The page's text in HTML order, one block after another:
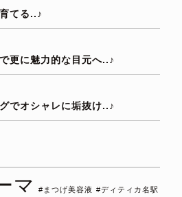
てる..♪
更に魅力的な目元へ..♪
でオシャレに垢抜け..♪
マ #まつげ美容液 #ディティカ名駅